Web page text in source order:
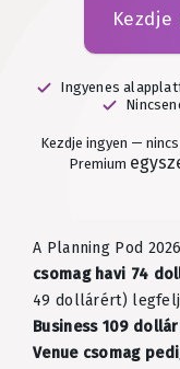
Ingyenes
Kezdje ingyen —
Premium
A Planning Pod
csomag havi 74
49 dollárért)
Business 109
Venue csomag